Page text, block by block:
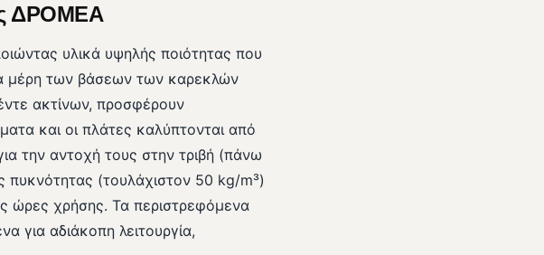
ΔΡΟΜΕΑ
υλικά υψηλής ποιότητας που
μέρη των βάσεων των καρεκλών
ακτίνων, προσφέρουν
και οι πλάτες καλύπτονται από
την αντοχή τους στην τριβή (πάνω
(τουλάχιστον 50 kg/m³)
ώρες χρήσης. Τα περιστρεφόμενα
για αδιάκοπη λειτουργία,